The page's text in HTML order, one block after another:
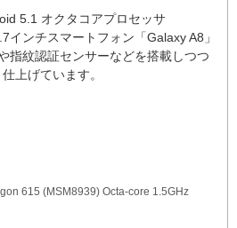
5.1 オクタコアプロセッサ
ンチスマートフォン「Galaxy A8」
指紋認証センサーなどを搭載しつつ
上げています。
615 (MSM8939) Octa-core 1.5GHz